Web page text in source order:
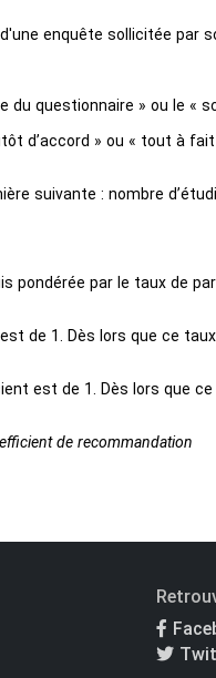
enquête sollicitée par
questionnaire » ou le «
d’accord » ou « tout à
suivante : nombre
pondérée par le taux de
de 1. Dès lors que ce
est de 1. Dès lors que
de recommandation